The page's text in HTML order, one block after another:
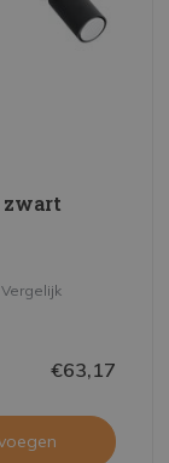
zwart
Vergelijk
€63,17